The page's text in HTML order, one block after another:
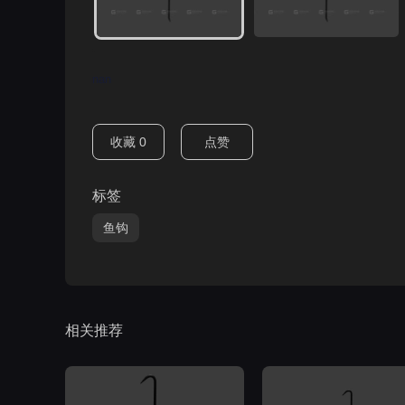
收藏 0 点赞
标签
鱼钩
相关推荐